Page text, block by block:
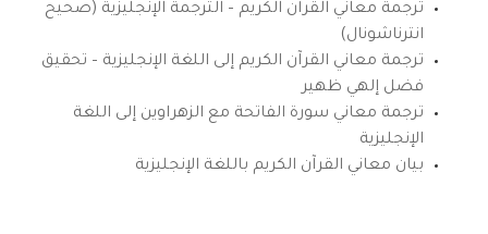
ترجمة معاني القرآن الكريم – الترجمة الإنجليزية (صحيح
انترناشونال)
ترجمة معاني القرآن الكريم إلى اللغة الإنجليزية – تحقيق
فضل إلهي ظهير
ترجمة معاني سورة الفاتحة مع الزهراوين إلى اللغة
الإنجليزية
بيان معاني القرآن الكريم باللغة الإنجليزية